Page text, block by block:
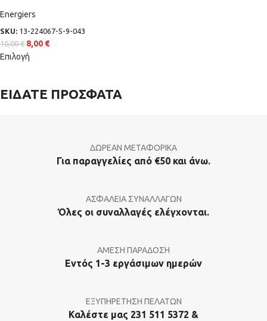
Energiers
SKU: 13-224067-5-9-043
10,00€ 8,00 €
Επιλογή
ΕΙΔΑΤΕ ΠΡΟΣΦΑΤΑ
ΔΩΡΕΑΝ ΜΕΤΑΦΟΡΙΚΑ
Για παραγγελίες από €50 και άνω.
ΑΣΦΑΛΕΙΑ ΣΥΝΑΛΛΑΓΩΝ
Όλες οι συναλλαγές ελέγχονται.
ΑΜΕΣΗ ΠΑΡΑΔΟΣΗ
Εντός 1-3 εργάσιμων ημερών
ΕΞΥΠΗΡΕΤΗΣΗ ΠΕΛΑΤΩΝ
Καλέστε μας 231 511 5372 &